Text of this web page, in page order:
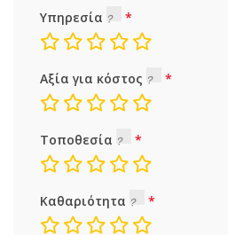
Υπηρεσία
Αξία για κόστος
Τοποθεσία
Καθαριότητα